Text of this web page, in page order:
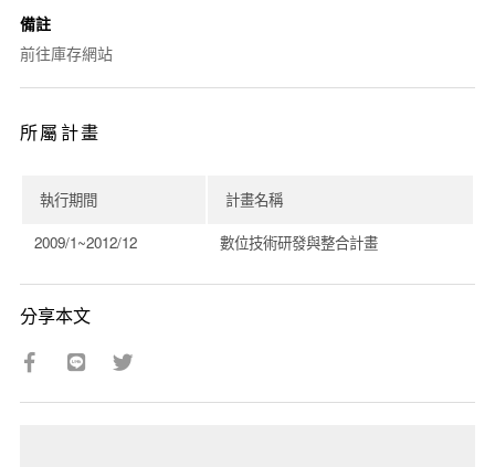
備註
前往庫存網站
所屬計畫
執行期間 計畫名稱
2009/1~2012/12 數位技術研發與整合計畫
分享本文